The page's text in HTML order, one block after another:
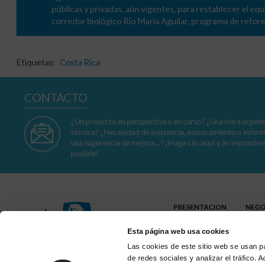
Esta página web usa cookies
Las cookies de este sitio web se usan
de redes sociales y analizar el tráfico.
públicas y privadas, aún vigentes, para restablecer el
corredor biológico Río María Aguilar, programa de
Etiquetas: Costa Rica
CONTACTO
¿Un proyecto en perspectiva o en curso? ¿Una obra
técnica? ¿Necesidad de asistencia, asesoramiento o
una sugerencia de mejora…? ¡Haga clic aquí y le
posible!
23-25 av. du Docteur Lannelongue
PRESENTACION
Presencia